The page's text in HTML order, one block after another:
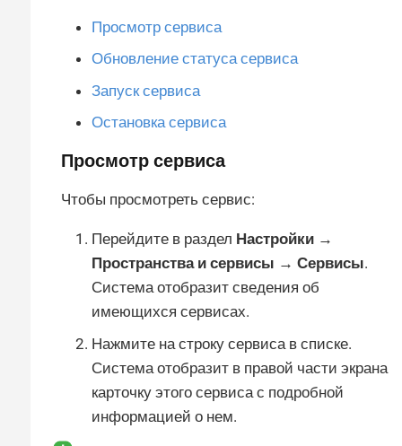
Просмотр сервиса
Обновление статуса сервиса
Запуск сервиса
Остановка сервиса
Просмотр сервиса
Чтобы просмотреть сервис:
Перейдите в раздел Настройки →
Пространства и сервисы → Сервисы.
Система отобразит сведения об
имеющихся сервисах.
Нажмите на строку сервиса в списке.
Система отобразит в правой части экрана
карточку этого сервиса с подробной
информацией о нем.